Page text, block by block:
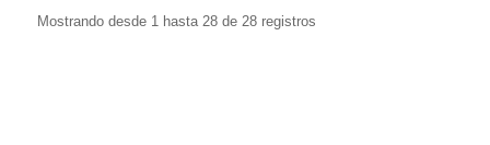
Mostrando desde 1 hasta 28 de 28 registros